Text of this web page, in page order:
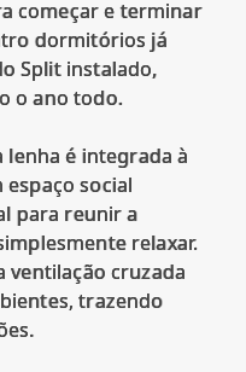
começar e terminar
dormitórios já
Split instalado,
o ano todo.
lenha é integrada à
social
para reunir a
relaxar.
ventilação cruzada
trazendo